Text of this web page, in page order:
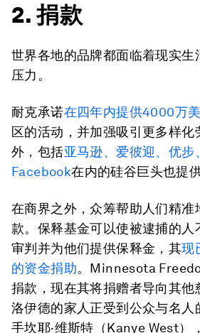
2. 捐款
世界各地的品牌都面临着现实生
压力。
耐克承诺在四年内提供4000万
区的活动，并加强吸引更多样化
外，包括亚马逊、爱彼迎、优步
Facebook在内的硅谷巨头也提
在商界之外，众筹帮助人们精准
款。保释基金可以使被逮捕的人
审判并为他们提供保释金，其现
的资金捐助。Minnesota
捐款，现在其将捐赠者导向其他
洛伊德的家人正受到公众与名人
手坎耶·维斯特（Kanye West）